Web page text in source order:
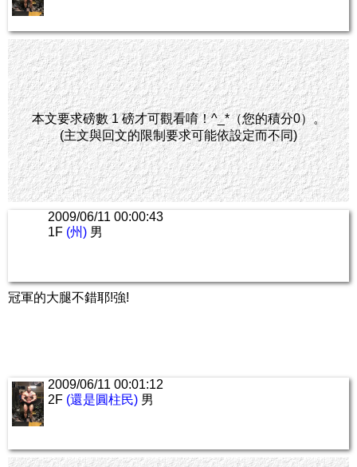
本文要求磅數 1 磅才可觀看唷！^_*（您的積分0）。
(主文與回文的限制要求可能依設定而不同)
2009/06/11 00:00:43
1F (州) 男
冠軍的大腿不錯耶!強!
2009/06/11 00:01:12
2F (還是圓柱民) 男